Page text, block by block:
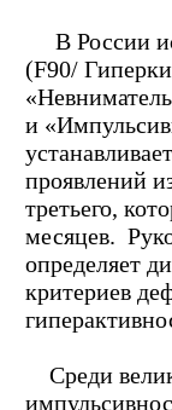
В России
(F90/
и
проявлений
третьего,
месяцев.
определяет
критериев
Среди